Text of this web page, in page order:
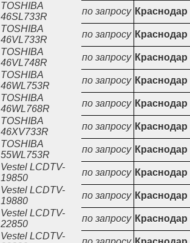
TOSHIBA
46SL733R
по запросу Краснодар
TOSHIBA
46VL733R
по запросу Краснодар
TOSHIBA
46VL748R
по запросу Краснодар
TOSHIBA
46WL753R
по запросу Краснодар
TOSHIBA
46WL768R
по запросу Краснодар
TOSHIBA
46XV733R
по запросу Краснодар
TOSHIBA
55WL753R
по запросу Краснодар
Vestel LCDTV-
19850
по запросу Краснодар
Vestel LCDTV-
19880
по запросу Краснодар
Vestel LCDTV-
22850
по запросу Краснодар
Vestel LCDTV-